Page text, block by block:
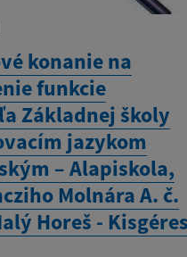
konanie na
funkcie
Základnej školy
jazykom
– Alapiskola,
Molnára A. č.
Horeš - Kisgéres